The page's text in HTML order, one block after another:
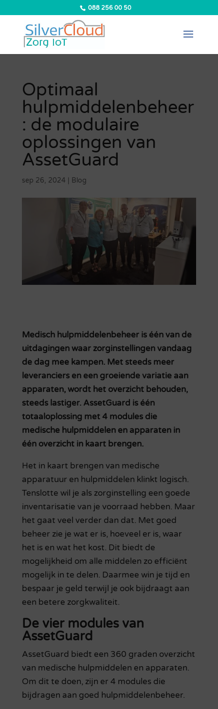
088 256 00 50
Optimaal
hulpmiddelenbeheer
: de modulaire
oplossingen van
AssetGuard
sep 26, 2024 Blog
Medisch hulpmiddelenbeheer is één van de
uitdagingen waar zorginstellingen vandaag
de dag mee kampen. Met steeds meer
leveranciers en een groeiende variatie aan
apparaten, wordt het overzicht behouden,
steeds lastiger. AssetGuard is één
totaaloplossing met 4 modules die
medische hulpmiddelen en apparaten in
één overzicht in kaart brengen.
Het in kaart brengen van medische
apparatuur en hulpmiddelen klinkt logisch.
Tenslotte wil je als zorginstelling een goede
inventarisatie van je voorraad hebben. Maar
het gaat veel verder dan dat. Met goed
beheer zie je wat er is, hoeveel er is, waar
het is en wat het kost. Dit biedt de
mogelijkheid om alle middelen zo efficiënt
mogelijk in te delen. Daarmee win je tijd en
bespaar je geld terwijl je ook bijdraagt aan
een betere zorgkwaliteit.
De vier modules van
AssetGuard
AssetGuard biedt een 360 graden overzicht
van medische hulpmiddelen en apparaten.
Om dit te doen, zijn er 4 modules die
bijdragen aan goed hulpmiddelenbeheer.